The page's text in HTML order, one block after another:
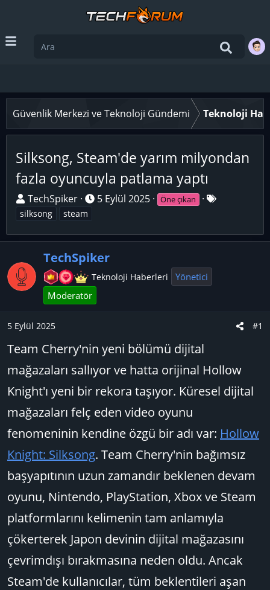
Güvenlik Merkezi ve Teknoloji Gündemi Teknoloji
Silksong, Steam'de yarım milyondan
fazla oyuncuyla patlama yaptı
K
o
u
u
B
ş
l
t
a
n
TechSpiker
B
l
a
n
ç
r
i
h
5 Eylül 2025 Öne çıkan
E
k
r
silksong steam
TechSpiker
Teknoloji Haberleri
Yönetici
Moderatör
5 Eylül 2025 #1
Team Cherry'nin yeni bölümü dijital
mağazaları sallıyor ve hatta orijinal Hollow
Knight'ı yeni bir rekora taşıyor. Küresel dijital
mağazaları felç eden video oyunu
fenomeninin kendine özgü bir adı var: Hollow
Knight: Silksong. Team Cherry'nin bağımsız
başyapıtının uzun zamandır beklenen devam
oyunu, Nintendo, PlayStation, Xbox ve Steam
platformlarını kelimenin tam anlamıyla
çökerterek Japon devinin dijital mağazasını
çevrimdışı bırakmasına neden oldu. Ancak
Steam'de kullanıcılar, tüm beklentileri aşan